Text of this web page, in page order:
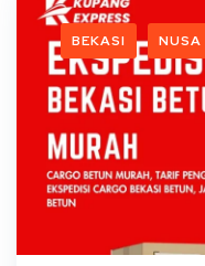
BEKASI NUSA